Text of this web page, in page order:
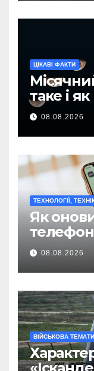
ЦІКАВІ ФАКТИ
таке і
08.08.2026
ТЕХНОЛОГІЇ,
Як
08.08.2026
ВІЙСЬКОВА